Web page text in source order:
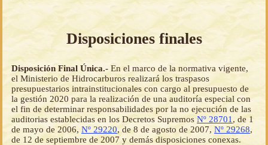
Disposiciones finales
Disposición Final Única.- En el marco de la normativa vigente,
el Ministerio de Hidrocarburos realizará los traspasos
presupuestarios intrainstitucionales con cargo al presupuesto de
la gestión 2020 para la realización de una auditoría especial con
el fin de determinar responsabilidades por la no ejecución de las
auditorias establecidas en los Decretos Supremos Nº 28701 , de 1
de mayo de 2006, Nº 29220, de 8 de agosto de 2007, Nº 29268,
de 12 de septiembre de 2007 y demás disposiciones conexas.